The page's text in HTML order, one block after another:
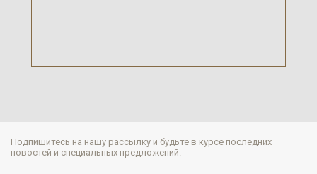
Подпишитесь на нашу рассылку и будьте в курсе последних
новостей и специальных предложений.